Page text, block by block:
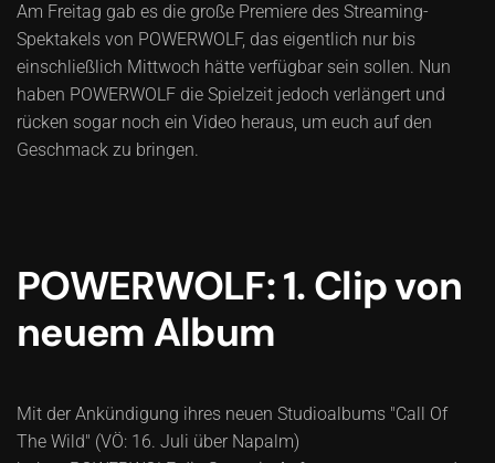
Am Freitag gab es die große Premiere des Streaming-
Spektakels von POWERWOLF, das eigentlich nur bis
einschließlich Mittwoch hätte verfügbar sein sollen. Nun
haben POWERWOLF die Spielzeit jedoch verlängert und
rücken sogar noch ein Video heraus, um euch auf den
Geschmack zu bringen.
POWERWOLF: 1. Clip von
neuem Album
Mit der Ankündigung ihres neuen Studioalbums "Call Of
The Wild" (VÖ: 16. Juli über Napalm)